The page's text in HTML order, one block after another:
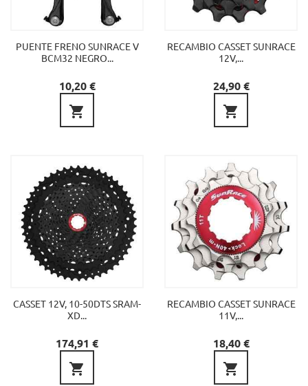
PUENTE FRENO SUNRACE V
BCM32 NEGRO...
Precio
10,20 €

RECAMBIO CASSET SUNRACE
12V,...
Precio
24,90 €

CASSET 12V, 10-50DTS SRAM-
XD...
Precio
174,91 €

RECAMBIO CASSET SUNRACE
11V,...
Precio
18,40 €
